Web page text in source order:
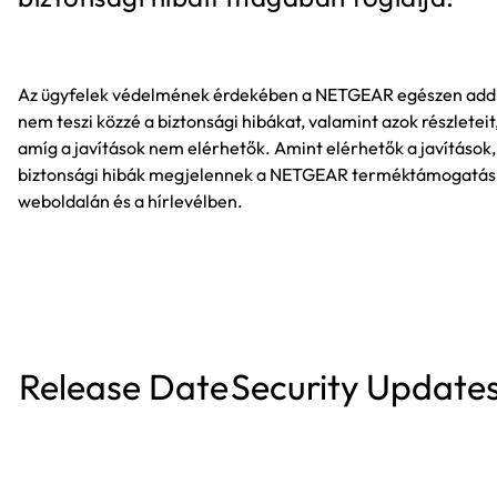
Az ügyfelek védelmének érdekében a NETGEAR egészen
nem teszi közzé a biztonsági hibákat, valamint azok
amíg a javítások nem elérhetők. Amint elérhetők a
biztonsági hibák megjelennek a NETGEAR
weboldalán és a hírlevélben.
Release DateSecurity